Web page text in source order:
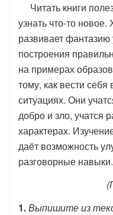
Читать книги
узнать что-то
развивает фантазию
построения
на примерах
тому, как вести
ситуациях. Они
добро и зло, учатся
характерах.
даёт возможность
разговорные навыки.
1.Выпишите из